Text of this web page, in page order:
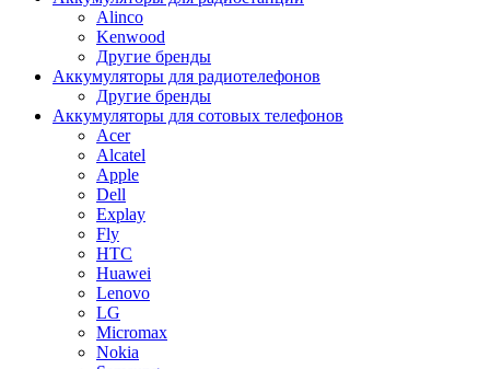
Alinco
Kenwood
Другие бренды
Аккумуляторы для радиотелефонов
Другие бренды
Аккумуляторы для сотовых телефонов
Acer
Alcatel
Apple
Dell
Explay
Fly
HTC
Huawei
Lenovo
LG
Micromax
Nokia